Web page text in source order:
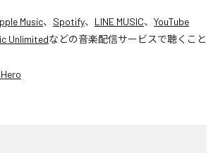
Music、 Spotify、 LINE MUSIC、 YouTube
Unlimitedなどの音楽配信サービスで聴くこと